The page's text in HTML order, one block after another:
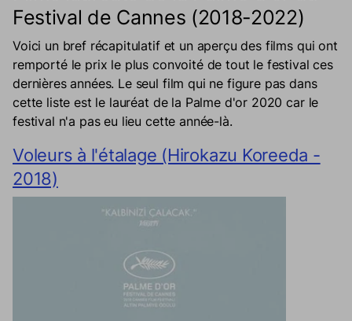
Festival de Cannes (2018-2022)
Voici un bref récapitulatif et un aperçu des films qui ont
remporté le prix le plus convoité de tout le festival ces
dernières années. Le seul film qui ne figure pas dans
cette liste est le lauréat de la Palme d'or 2020 car le
festival n'a pas eu lieu cette année-là.
Voleurs à l'étalage (Hirokazu Koreeda -
2018)